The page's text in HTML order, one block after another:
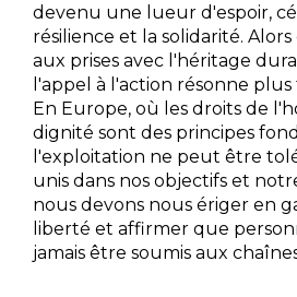
devenu une lueur d'espoir,
résilience et la solidarité.
aux prises avec l'héritage
l'appel à l'action résonne
En Europe, où les droits de
dignité sont des principes
l'exploitation ne peut être
unis dans nos objectifs et
nous devons nous ériger en
liberté et affirmer que
jamais être soumis aux